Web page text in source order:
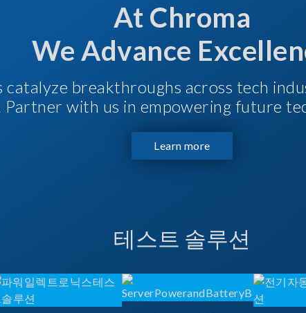
At Chroma
We Advance
catalyze breakthroughs across tech
with us in empowering future
Learn more
테스트 솔루션